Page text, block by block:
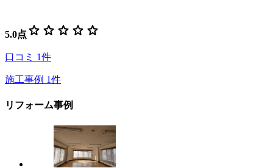
5.0点 star star star star star
口コミ 1件
施工事例 1件
リフォーム事例